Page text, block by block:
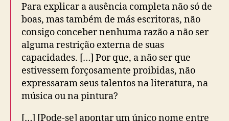
pela
cultura
Para explicar a ausência completa não só de
boas, mas também de más escritoras, não
consigo conceber nenhuma razão a não ser
alguma restrição externa de suas
capacidades. […] Por que, a não ser que
estivessem forçosamente proibidas, não
expressaram seus talentos na literatura, na
música ou na pintura?
[…] [Pode-se] apontar um único nome entre